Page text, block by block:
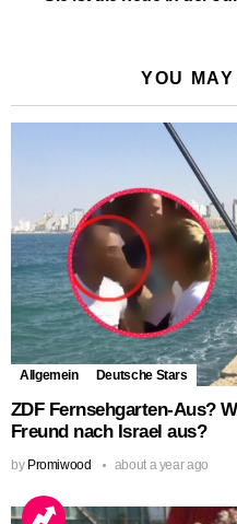
YOU
Allgemein Deutsche Stars
ZDF Fernsehgarten-Aus?
Freund nach Israel aus?
by Promiwood about a year ago